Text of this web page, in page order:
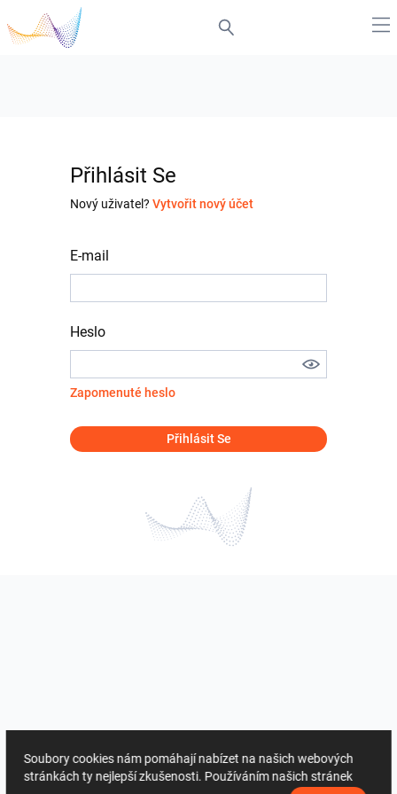
Přihlásit Se
Nový uživatel? Vytvořit nový účet
E-mail
Heslo
Zapomenuté heslo
Přihlásit Se
Soubory cookies nám pomáhají nabízet na našich webových
stránkách ty nejlepší zkušenosti. Používáním našich stránek